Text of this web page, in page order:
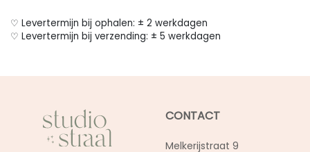
♡ Levertermijn bij ophalen: ± 2 werkdagen
♡ Levertermijn bij verzending: ± 5 werkdagen
CONTACT
Melkerijstraat 9